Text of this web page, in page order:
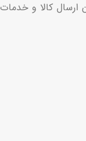
ارسال کالا و خدمات